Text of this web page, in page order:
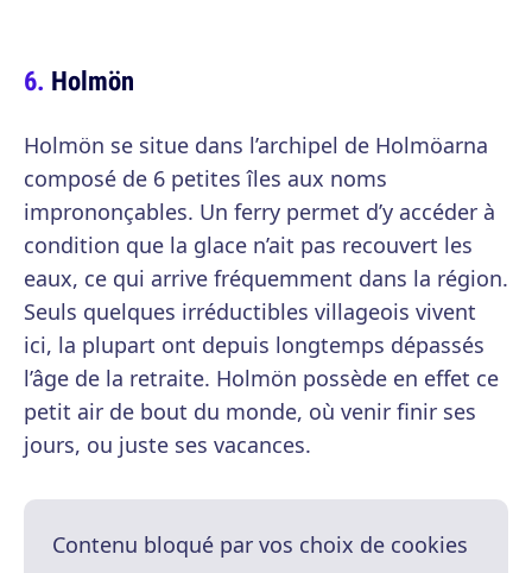
Holmön
Holmön se situe dans l’archipel de Holmöarna
composé de 6 petites îles aux noms
imprononçables. Un ferry permet d’y accéder à
condition que la glace n’ait pas recouvert les
eaux, ce qui arrive fréquemment dans la région.
Seuls quelques irréductibles villageois vivent
ici, la plupart ont depuis longtemps dépassés
l’âge de la retraite. Holmön possède en effet ce
petit air de bout du monde, où venir finir ses
jours, ou juste ses vacances.
Contenu bloqué par vos choix de cookies